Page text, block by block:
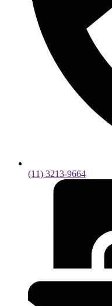
(11) 3213-9664